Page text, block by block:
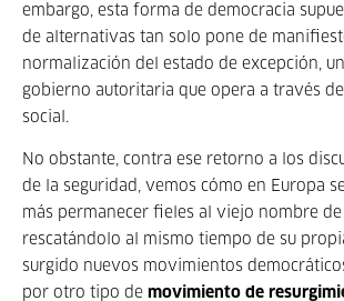
embargo, esta forma de democracia
de alternativas tan solo pone de
normalización del estado de excepción,
gobierno autori­taria que opera a través
social.
No obstante, contra ese retorno a los
de la seguridad, vemos cómo en Europa
más permanecer fieles al viejo nombre
rescatándolo al mismo tiempo de su
surgido nuevos movimientos
por otro tipo de movimiento de